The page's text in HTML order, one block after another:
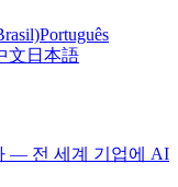
Português
文 日本語
— 전 세계 기업에 AI